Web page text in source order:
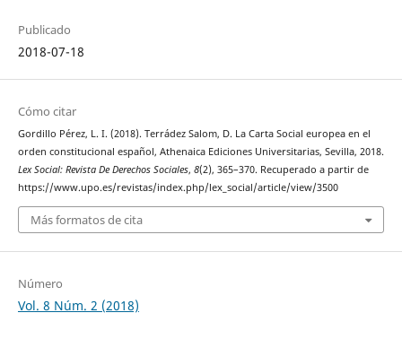
Publicado
2018-07-18
Cómo citar
Gordillo Pérez, L. I. (2018). Terrádez Salom, D. La Carta Social europea en el
orden constitucional español, Athenaica Ediciones Universitarias, Sevilla, 2018.
Lex Social: Revista De Derechos Sociales, 8(2), 365–370. Recuperado a partir de
https://www.upo.es/revistas/index.php/lex_social/article/view/3500
Más formatos de cita
Número
Vol. 8 Núm. 2 (2018)